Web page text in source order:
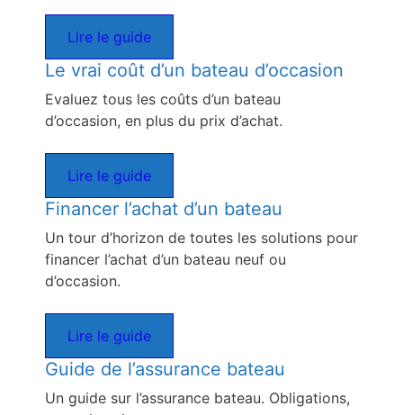
Lire le guide
Le vrai coût d’un bateau d’occasion
Evaluez tous les coûts d’un bateau
d’occasion, en plus du prix d’achat.
Lire le guide
Financer l’achat d’un bateau
Un tour d’horizon de toutes les solutions pour
financer l’achat d’un bateau neuf ou
d’occasion.
Lire le guide
Guide de l’assurance bateau
Un guide sur l’assurance bateau. Obligations,